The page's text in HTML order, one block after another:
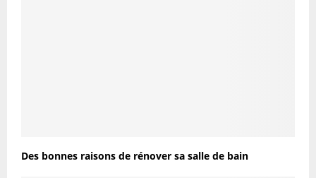
Des bonnes raisons de rénover sa salle de bain